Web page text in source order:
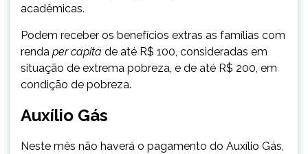
acadêmicas.
Podem receber os benefícios extras as famílias com
renda per capita de até R$ 100, consideradas em
situação de extrema pobreza, e de até R$ 200, em
condição de pobreza.
Auxílio Gás
Neste mês não haverá o pagamento do Auxílio Gás,